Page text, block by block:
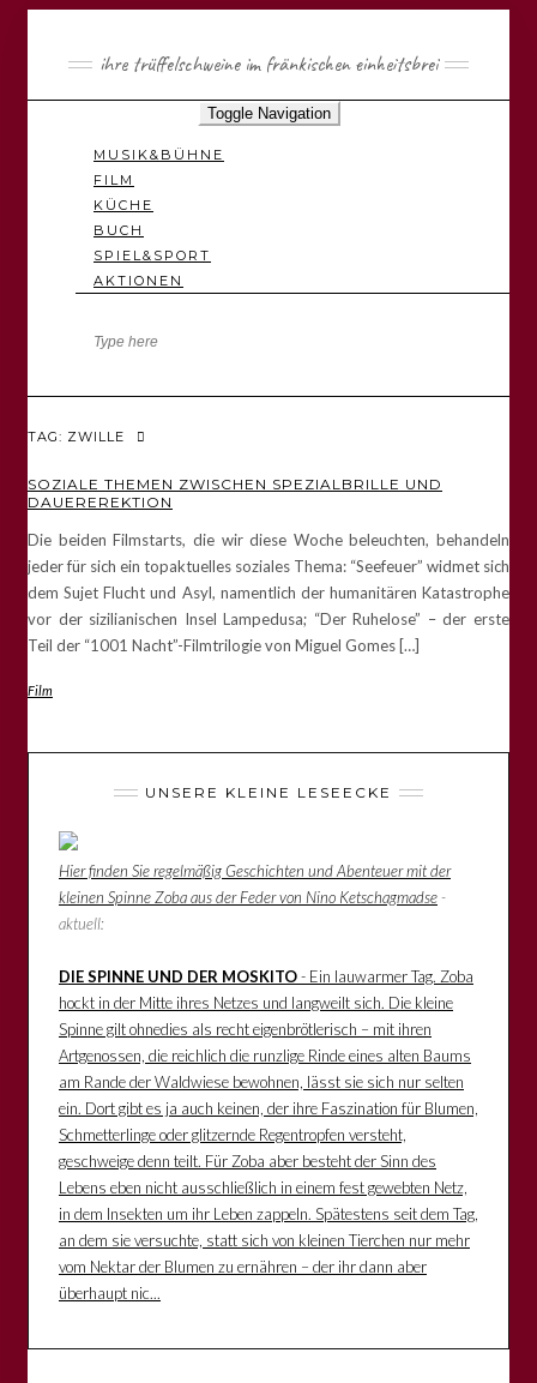
ihre trüffelschweine im fränkischen einheitsbrei
Toggle Navigation
MUSIK&BÜHNE
FILM
KÜCHE
BUCH
SPIEL&SPORT
AKTIONEN
TAG: ZWILLE
SOZIALE THEMEN ZWISCHEN SPEZIALBRILLE UND
DAUEREREKTION
Die beiden Filmstarts, die wir diese Woche beleuchten, behandeln
jeder für sich ein topaktuelles soziales Thema: “Seefeuer” widmet sich
dem Sujet Flucht und Asyl, namentlich der humanitären Katastrophe
vor der sizilianischen Insel Lampedusa; “Der Ruhelose” – der erste
Teil der “1001 Nacht”-Filmtrilogie von Miguel Gomes […]
Film
UNSERE KLEINE LESEECKE
Hier finden Sie regelmäßig Geschichten und Abenteuer mit der
kleinen Spinne Zoba aus der Feder von Nino Ketschagmadse-
aktuell:
DIE SPINNE UND DER MOSKITO- Ein lauwarmer Tag. Zoba
hockt in der Mitte ihres Netzes und langweilt sich. Die kleine
Spinne gilt ohnedies als recht eigenbrötlerisch – mit ihren
Artgenossen, die reichlich die runzlige Rinde eines alten Baums
am Rande der Waldwiese bewohnen, lässt sie sich nur selten
ein. Dort gibt es ja auch keinen, der ihre Faszination für Blumen,
Schmetterlinge oder glitzernde Regentropfen versteht,
geschweige denn teilt. Für Zoba aber besteht der Sinn des
Lebens eben nicht ausschließlich in einem fest gewebten Netz,
in dem Insekten um ihr Leben zappeln. Spätestens seit dem Tag,
an dem sie versuchte, statt sich von kleinen Tierchen nur mehr
vom Nektar der Blumen zu ernähren – der ihr dann aber
überhaupt nic...